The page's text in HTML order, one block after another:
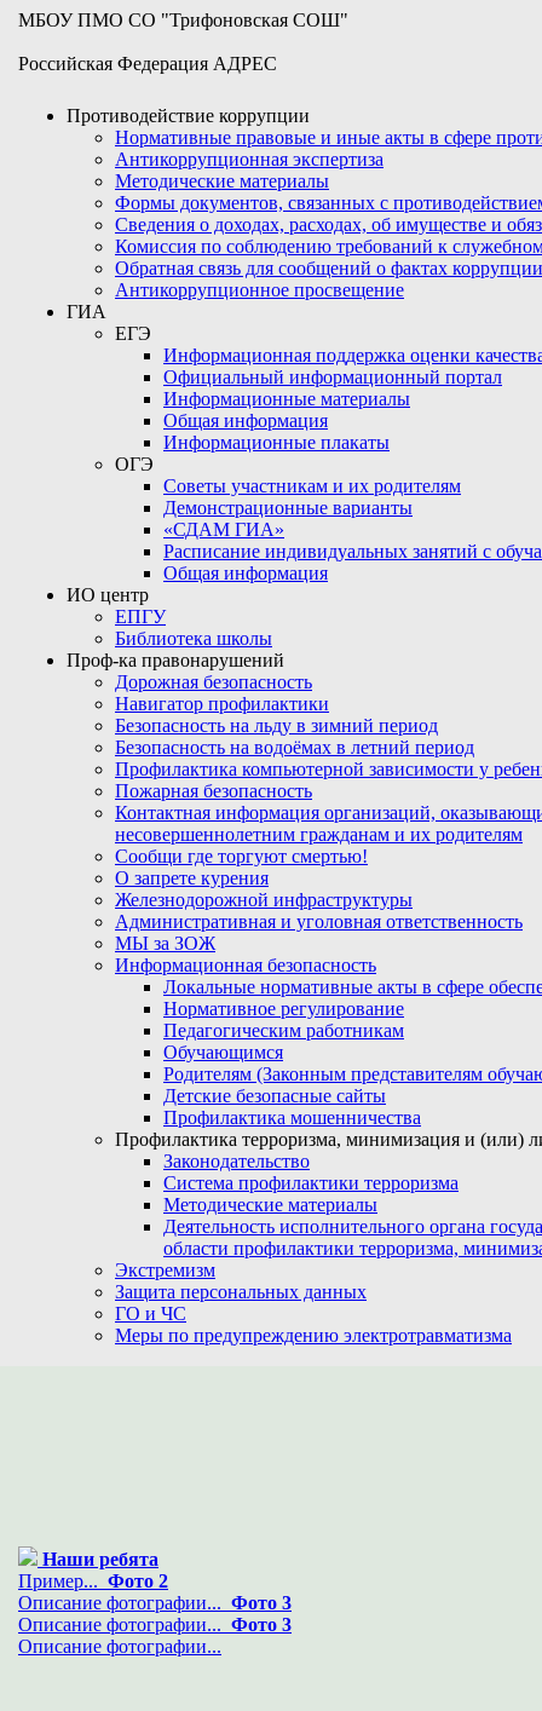
МБОУ ПМО СО "Трифоновская СОШ"
Российская Федерация АДРЕС
Противодействие коррупции
Нормативные правовые и иные акты в сфере
Антикоррупционная экспертиза
Методические материалы
Формы документов, связанных с
Сведения о доходах, расходах, об имуществе и
Комиссия по соблюдению требований к
Обратная связь для сообщений о фактах коррупции
Антикоррупционное просвещение
ГИА
ЕГЭ
Информационная поддержка оценки
Официальный информационный портал
Информационные материалы
Общая информация
Информационные плакаты
ОГЭ
Советы участникам и их родителям
Демонстрационные варианты
«СДАМ ГИА»
Расписание индивидуальных занятий с
Общая информация
ИО центр
ЕПГУ
Библиотека школы
Проф-ка правонарушений
Дорожная безопасность
Навигатор профилактики
Безопасность на льду в зимний период
Безопасность на водоёмах в летний период
Профилактика компьютерной зависимости у
Пожарная безопасность
Контактная информация организаций,
несовершеннолетним гражданам и их родителям
Сообщи где торгуют смертью!
О запрете курения
Железнодорожной инфраструктуры
Административная и уголовная ответственность
МЫ за ЗОЖ
Информационная безопасность
Локальные нормативные акты в сфере
Нормативное регулирование
Педагогическим работникам
Обучающимся
Родителям (Законным представителям
Детские безопасные сайты
Профилактика мошенничества
Профилактика терроризма, минимизация и (или)
Законодательство
Система профилактики терроризма
Методические материалы
Деятельность исполнительного органа
области профилактики терроризма,
Экстремизм
Защита персональных данных
ГО и ЧС
Меры по предупреждению электротравматизма
Наши ребята
Пример... Фото 2
Описание фотографии... Фото 3
Описание фотографии... Фото 3
Описание фотографии...